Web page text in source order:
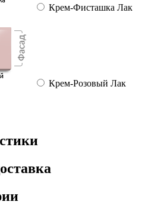
Крем-Фисташка Лак
Крем-Розовый Лак